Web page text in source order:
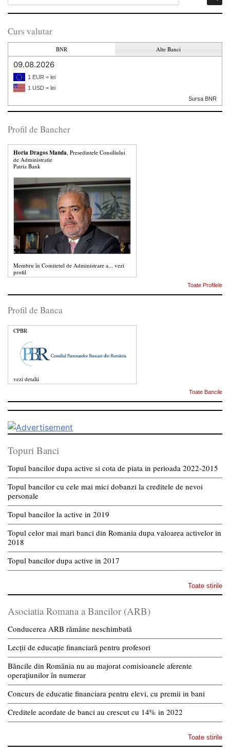
Curs valutar
BNR Alte Banci
09.08.2026
1 EUR = lei
1 USD = lei
Sursa BNR
Profil de Bancher
Horia Dragos Manda, Presedintele Consiliului
de Administratie
Patria Bank
Membru în Comitetul de Administrare a... vezi
profil
Toate Profilele
Profil de Banca
CPBR
vezi detalii
Toate Bancile
Topuri Banci
Topul bancilor dupa active si cota de piata in perioada 2022-2015
Topul bancilor cu cele mai mici dobanzi la creditele de nevoi
personale
Topul bancilor la active in 2019
Topul celor mai mari banci din Romania dupa valoarea activelor in
2018
Topul bancilor dupa active in 2017
Toate stirile
Asociatia Romana a Bancilor (ARB)
Conducerea ARB rămâne neschimbată
Lecții de educație financiară pentru profesori
Băncile din România nu au majorat comisioanele aferente
operațiunilor în numerar
Concurs de educatie financiara pentru elevi, cu premii in bani
Creditele acordate de banci au crescut cu 14% in 2022
Toate stirile